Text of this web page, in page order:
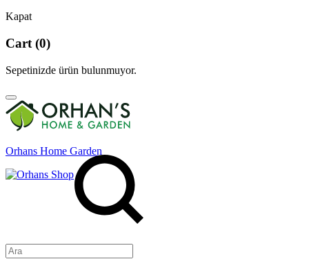
Kapat
Cart (0)
Sepetinizde ürün bulunmuyor.
Orhans Home Garden